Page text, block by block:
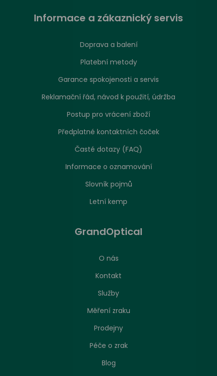
Informace a zákaznický servis
Doprava a balení
Platební metody
Garance spokojenosti a servis
Reklamační řád, návod k použití, údržba
Postup pro vrácení zboží
Předplatné kontaktních čoček
Časté dotazy (FAQ)
Informace o oznamování
Slovník pojmů
Letní kemp
GrandOptical
O nás
Kontakt
Služby
Měření zraku
Prodejny
Péče o zrak
Blog
Nastavení zpracování cookies